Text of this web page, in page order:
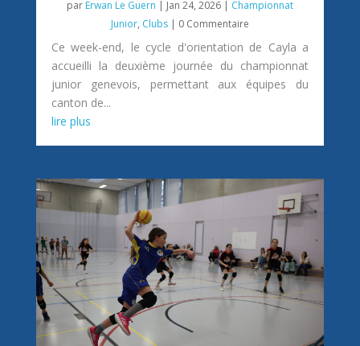
par Erwan Le Guern | Jan 24, 2026| Championnat
Junior, Clubs| 0 Commentaire
Ce week-end, le cycle d'orientation de Cayla a
accueilli la deuxième journée du championnat
junior genevois, permettant aux équipes du
canton de...
lire plus